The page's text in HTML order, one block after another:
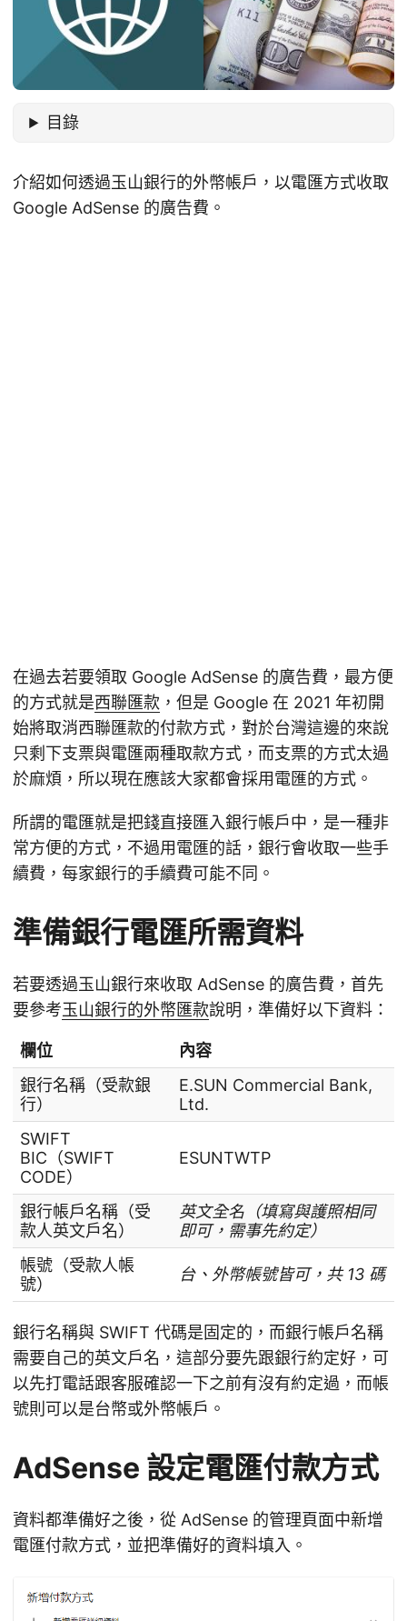
目錄
介紹如何透過玉山銀行的外幣帳戶，以電匯方式收取
Google AdSense 的廣告費。
在過去若要領取 Google AdSense 的廣告費，最方便
的方式就是西聯匯款 ，但是 Google 在 2021 年初開
始將取消西聯匯款的付款方式，對於台灣這邊的來說
只剩下支票與電匯兩種取款方式，而支票的方式太過
於麻煩，所以現在應該大家都會採用電匯的方式。
所謂的電匯就是把錢直接匯入銀行帳戶中，是一種非
常方便的方式，不過用電匯的話，銀行會收取一些手
續費，每家銀行的手續費可能不同。
準備銀行電匯所需資料
若要透過玉山銀行來收取 AdSense 的廣告費，首先
要參考玉山銀行的外幣匯款說明，準備好以下資料：
欄位
內容
銀行名稱（受款銀
行）
E.SUN Commercial Bank,
Ltd.
SWIFT
BIC（SWIFT
CODE）
ESUNTWTP
銀行帳戶名稱（受
款人英文戶名）
英文全名（填寫與護照相同
即可，需事先約定）
帳號（受款人帳
號）
台、外幣帳號皆可，共 13 碼
銀行名稱與 SWIFT 代碼是固定的，而銀行帳戶名稱
需要自己的英文戶名，這部分要先跟銀行約定好，可
以先打電話跟客服確認一下之前有沒有約定過，而帳
號則可以是台幣或外幣帳戶。
AdSense 設定電匯付款方式
資料都準備好之後，從 AdSense 的管理頁面中新增
電匯付款方式，並把準備好的資料填入。